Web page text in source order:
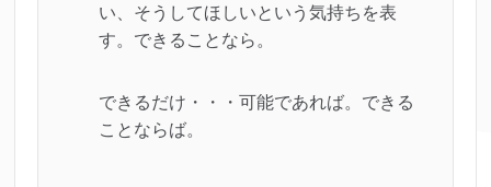
い、そうしてほしいという気持ちを表
す。できることなら。
できるだけ・・・可能であれば。できる
ことならば。